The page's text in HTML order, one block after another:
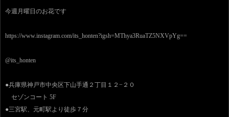
今週月曜日のお花です
https://www.instagram.com/its_honten?igsh=MThya3RuaTZ5NXVpYg==
@its_honten
●兵庫県神戸市中央区下山手通２丁目１２−２０
セゾンコート 5F
●三宮駅、元町駅より徒歩７分